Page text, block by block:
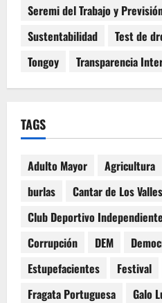
Seremi del Trabajo y
Sustentabilidad
Test de
Tongoy
Transparencia
TAGS
Adulto Mayor Agricultura
burlas
Cantar de Los Valles
Club Deportivo Independiente
Corrupción
DEM
Estupefacientes
Festival
Fragata Portuguesa
Galo